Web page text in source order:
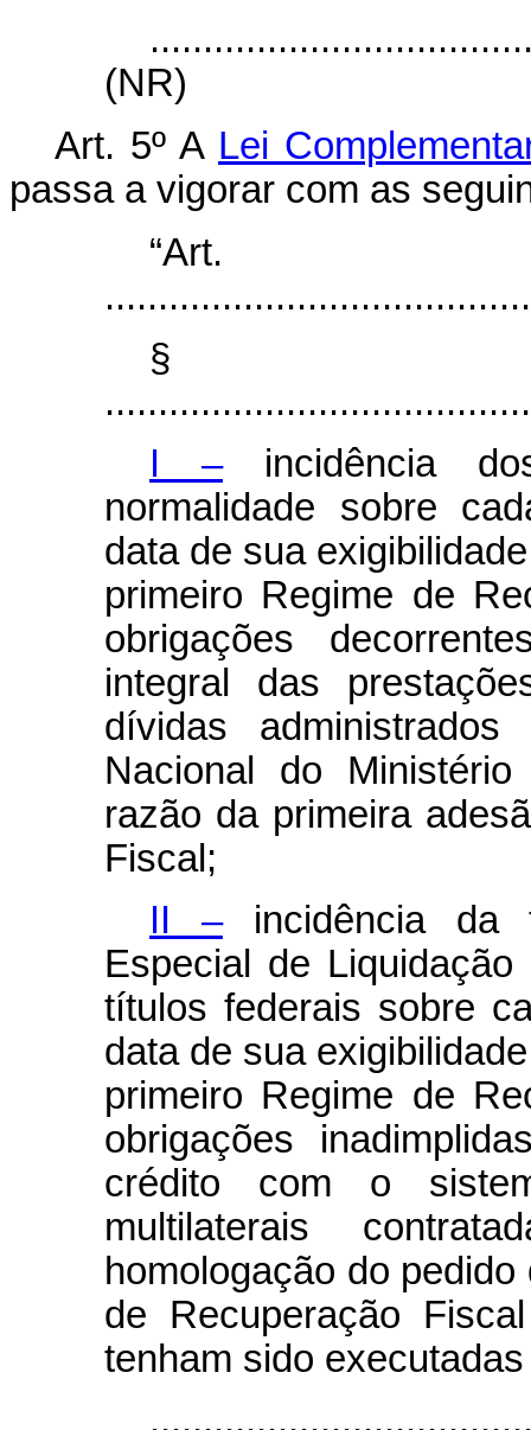
(NR)
Art. 5º A Lei
passa a vigorar com as
§
I –incidência
normalidade sobre
data de sua
primeiro Regime de
obrigações
integral das
dívidas
Nacional do
razão da primeira
Fiscal;
II –incidência da
Especial de
títulos federais sobre
data de sua
primeiro Regime de
obrigações
crédito com o
multilaterais
homologação do
de Recuperação
tenham sido